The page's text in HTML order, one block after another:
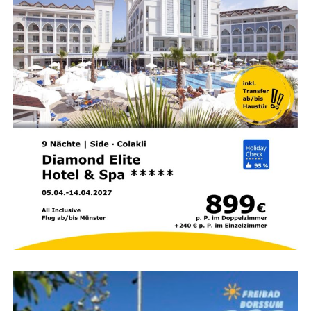
Sicht­bar­keit, aber das muss nicht zwangs­läu­fig bedeu­ten,
mög­lichst vie­le Pla­ka­te im öffent­li­chen Raum auf­zu­hän­
gen. Ich möch­te zei­gen, dass auch neue Wege mög­lich
sind: sicht­bar, res­sour­cen­scho­nend und pas­send zu
einem weit­läu­fi­gen Land­kreis mit vie­len klei­nen Orten und
Gehöften.“
Hin­ter den Kulis­sen: Wie funk­tio­
niert der Bannerschlepp?